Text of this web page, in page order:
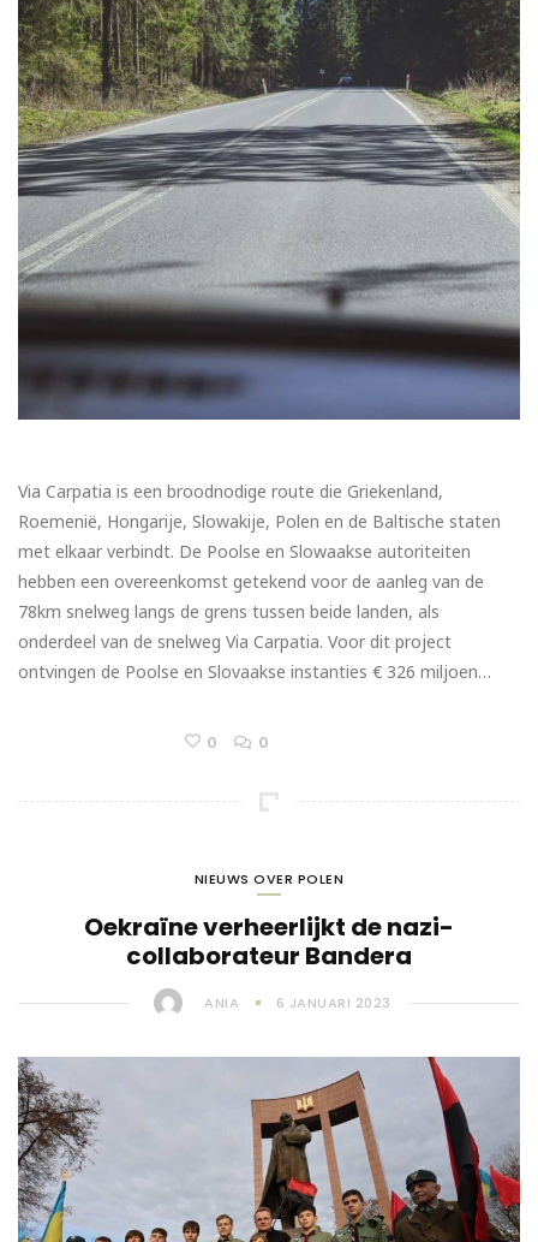
Via Carpatia is een broodnodige route die Griekenland,
Roemenië, Hongarije, Slowakije, Polen en de Baltische staten
met elkaar verbindt. De Poolse en Slowaakse autoriteiten
hebben een overeenkomst getekend voor de aanleg van de
78km snelweg langs de grens tussen beide landen, als
onderdeel van de snelweg Via Carpatia. Voor dit project
ontvingen de Poolse en Slovaakse instanties € 326 miljoen…
0 0
NIEUWS OVER POLEN
Oekraïne verheerlijkt de nazi-
collaborateur Bandera
ANIA 6 JANUARI 2023